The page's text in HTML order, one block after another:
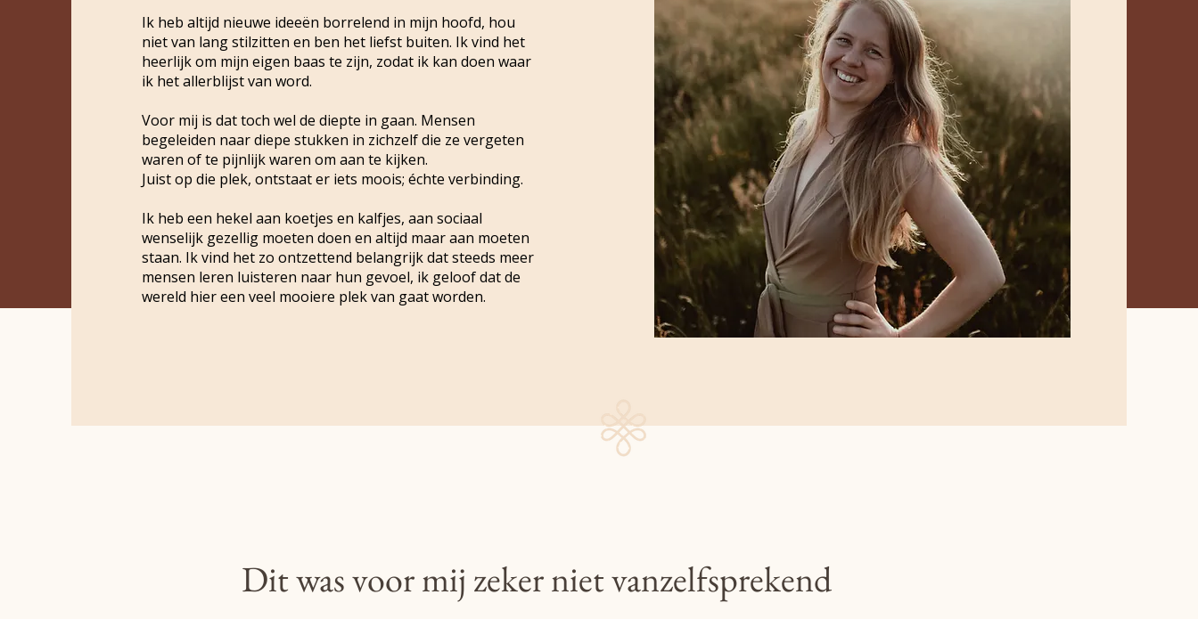
Ik heb altijd nieuwe ideeën borrelend in mijn hoofd, hou
niet van lang stilzitten en ben het liefst buiten. Ik vind het
heerlijk om mijn eigen baas te zijn, zodat ik kan doen waar
ik het allerblijst van word.
Voor mij is dat toch wel de diepte in gaan. Mensen
begeleiden naar diepe stukken in zichzelf die ze vergeten
waren of te pijnlijk waren om aan te kijken.
Juist op die plek, ontstaat er iets moois; échte verbinding.
Ik heb een hekel aan koetjes en kalfjes, aan sociaal
wenselijk gezellig moeten doen en altijd maar aan moeten
staan. Ik vind het zo ontzettend belangrijk dat steeds meer
mensen leren luisteren naar hun gevoel, ik geloof dat de
wereld hier een veel mooiere plek van gaat worden.
Dit was voor mij zeker niet vanzelfsprekend